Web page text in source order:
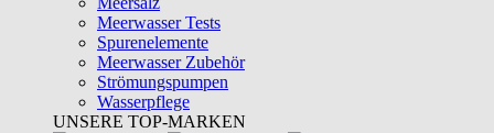
Meerwasser Tests
Spurenelemente
Meerwasser Zubehör
Strömungspumpen
Wasserpflege
UNSERE TOP-MARKEN